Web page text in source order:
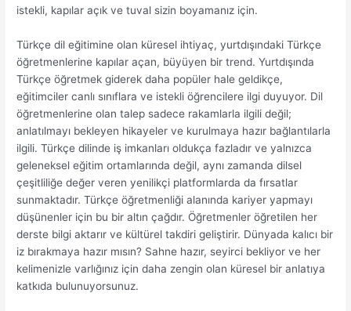
istekli, kapılar açık ve tuval sizin boyamanız için.
Türkçe dil eğitimine olan küresel ihtiyaç, yurtdışındaki Türkçe
öğretmenlerine kapılar açan, büyüyen bir trend. Yurtdışında
Türkçe öğretmek giderek daha popüler hale geldikçe,
eğitimciler canlı sınıflara ve istekli öğrencilere ilgi duyuyor. Dil
öğretmenlerine olan talep sadece rakamlarla ilgili değil;
anlatılmayı bekleyen hikayeler ve kurulmaya hazır bağlantılarla
ilgili. Türkçe dilinde iş imkanları oldukça fazladır ve yalnızca
geleneksel eğitim ortamlarında değil, aynı zamanda dilsel
çeşitliliğe değer veren yenilikçi platformlarda da fırsatlar
sunmaktadır. Türkçe öğretmenliği alanında kariyer yapmayı
düşünenler için bu bir altın çağdır. Öğretmenler öğretilen her
derste bilgi aktarır ve kültürel takdiri geliştirir. Dünyada kalıcı bir
iz bırakmaya hazır mısın? Sahne hazır, seyirci bekliyor ve her
kelimenizle varlığınız için daha zengin olan küresel bir anlatıya
katkıda bulunuyorsunuz.